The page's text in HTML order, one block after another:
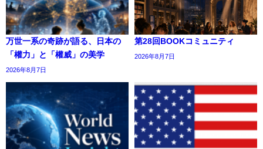
万世一系の奇跡が語る、日本の
「權力」と「權威」の美学
2026年8月7日
第28回BOOKコミュニティ
2026年8月7日